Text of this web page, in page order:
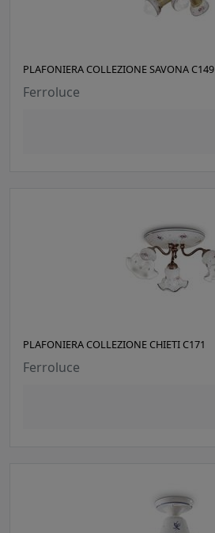
PLAFONIERA COLLEZIONE SAVONA C149
Ferroluce
PLAFONIERA COLLEZIONE CHIETI C171
Ferroluce